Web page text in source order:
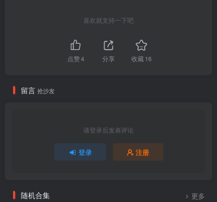
喜欢就支持一下吧
点赞4 分享 收藏16
留言 抢沙发
请登录后发表评论
登录 注册
随机合集 更多